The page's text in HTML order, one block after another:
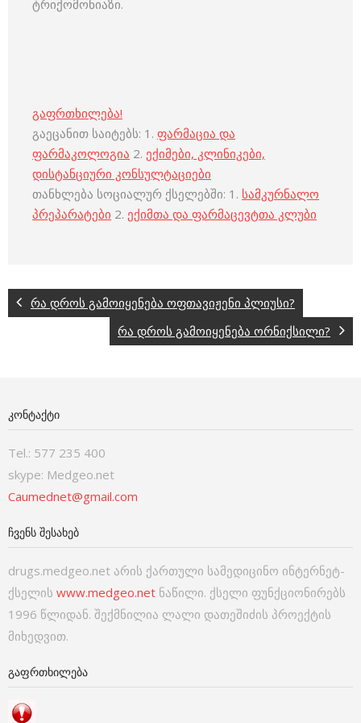
ტრიქომონიაზი.
გაფრთხილება!
გაეცანით საიტებს: 1. ფარმაცია და
ფარმაკოლოგია 2. ექიმები, კლინიკები,
დისტანციური კონსულტაციები
თანხლება სოციალურ ქსელებში: 1. სამკურნალო
პრეპარატები 2. ექიმთა და ფარმაცევტთა კლუბი
რა დროს გამოიყენება ოფთავიჟენი პლიუსი?
რა დროს გამოიყენება ორნიქსილი?
ᲙᲝᲜᲢᲐᲥᲢᲘ
Tel.: 577 235 400
skype: Medgeo.net
Caumednet@gmail.com
ᲩᲕᲔᲜᲡ ᲨᲔᲡᲐᲮᲔᲑ
drugs.medgeo.net არის ქართული სამედიცინო ინტერნეტ-
ქსელის www.medgeo.net ნაწილი. ქსელი ფუნქციონირებს
1996 წლიდან. შექმნილია ლალი დათეშიძის პროექტის
მიხედვით.
ᲒᲐᲤᲠᲗᲮᲘᲚᲔᲑᲐ